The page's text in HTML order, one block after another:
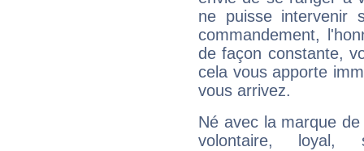
ne puisse intervenir
commandement,
de façon constante,
cela vous apporte
vous arrivez.
Né avec la marque
volontaire, loyal,